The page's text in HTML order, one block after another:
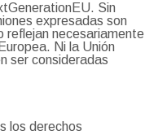
Sin
expresadas son
reflejan necesariamente
Ni la Unión
ser consideradas
los derechos